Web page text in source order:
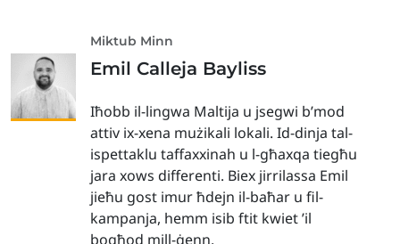
Miktub Minn
Emil Calleja Bayliss
Iħobb il-lingwa Maltija u jsegwi b’mod
attiv ix-xena mużikali lokali. Id-dinja tal-
ispettaklu taffaxxinah u l-għaxqa tiegħu
jara xows differenti. Biex jirrilassa Emil
jieħu gost imur ħdejn il-baħar u fil-
kampanja, hemm isib ftit kwiet ’il
bogħod mill-ġenn.